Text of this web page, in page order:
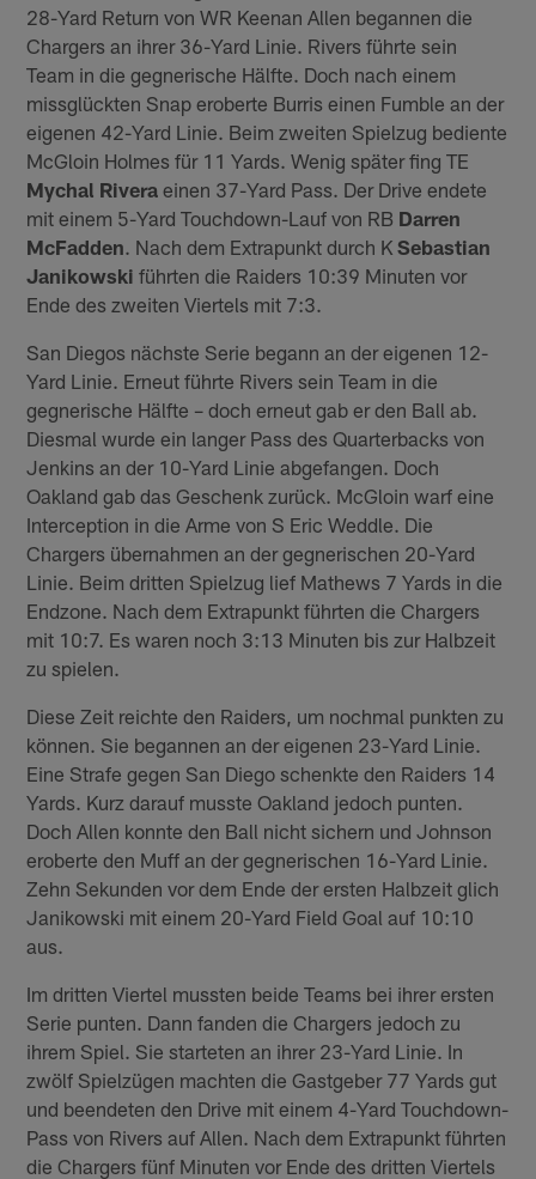
28-Yard Return von WR Keenan Allen begannen die
Chargers an ihrer 36-Yard Linie. Rivers führte sein
Team in die gegnerische Hälfte. Doch nach einem
missglückten Snap eroberte Burris einen Fumble an der
eigenen 42-Yard Linie. Beim zweiten Spielzug bediente
McGloin Holmes für 11 Yards. Wenig später fing TE
Mychal Rivera einen 37-Yard Pass. Der Drive endete
mit einem 5-Yard Touchdown-Lauf von RB Darren
McFadden . Nach dem Extrapunkt durch KSebastian
Janikowski führten die Raiders 10:39 Minuten vor
Ende des zweiten Viertels mit 7:3.
San Diegos nächste Serie begann an der eigenen 12-
Yard Linie. Erneut führte Rivers sein Team in die
gegnerische Hälfte – doch erneut gab er den Ball ab.
Diesmal wurde ein langer Pass des Quarterbacks von
Jenkins an der 10-Yard Linie abgefangen. Doch
Oakland gab das Geschenk zurück. McGloin warf eine
Interception in die Arme von S Eric Weddle. Die
Chargers übernahmen an der gegnerischen 20-Yard
Linie. Beim dritten Spielzug lief Mathews 7 Yards in die
Endzone. Nach dem Extrapunkt führten die Chargers
mit 10:7. Es waren noch 3:13 Minuten bis zur Halbzeit
zu spielen.
Diese Zeit reichte den Raiders, um nochmal punkten zu
können. Sie begannen an der eigenen 23-Yard Linie.
Eine Strafe gegen San Diego schenkte den Raiders 14
Yards. Kurz darauf musste Oakland jedoch punten.
Doch Allen konnte den Ball nicht sichern und Johnson
eroberte den Muff an der gegnerischen 16-Yard Linie.
Zehn Sekunden vor dem Ende der ersten Halbzeit glich
Janikowski mit einem 20-Yard Field Goal auf 10:10
aus.
Im dritten Viertel mussten beide Teams bei ihrer ersten
Serie punten. Dann fanden die Chargers jedoch zu
ihrem Spiel. Sie starteten an ihrer 23-Yard Linie. In
zwölf Spielzügen machten die Gastgeber 77 Yards gut
und beendeten den Drive mit einem 4-Yard Touchdown-
Pass von Rivers auf Allen. Nach dem Extrapunkt führten
die Chargers fünf Minuten vor Ende des dritten Viertels